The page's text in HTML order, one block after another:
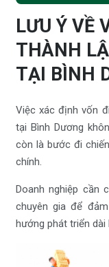
LƯU Ý VỀ
THÀNH
TẠI BÌNH
Việc xác định vốn
tại Bình Dương
còn là bước đi
chính.
Doanh nghiệp cần
chuyên gia để
hướng phát triển dài